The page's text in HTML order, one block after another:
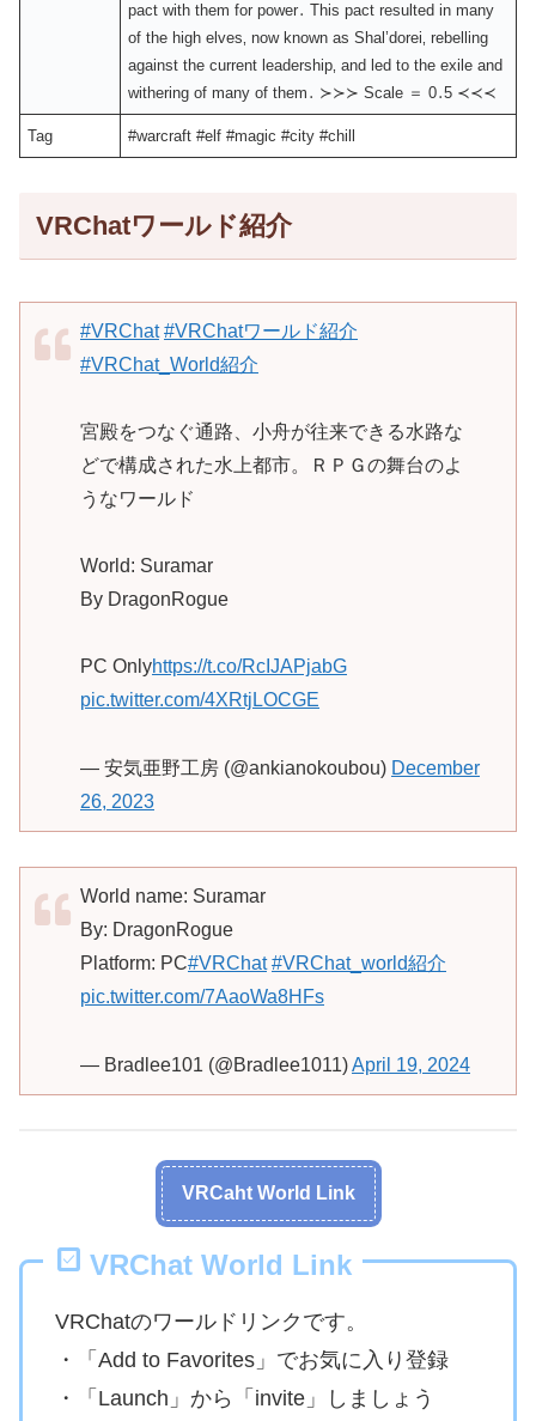
pact with them for power․ This pact resulted in many
of the high elves‚ now known as Shal’dorei‚ rebelling
against the current leadership‚ and led to the exile and
withering of many of them․ ≻≻≻ Scale ＝ 0․5 ≺≺≺
Tag #warcraft #elf #magic #city #chill
VRChatワールド紹介
#VRChat #VRChatワールド紹介
#VRChat_World紹介
宮殿をつなぐ通路、小舟が往来できる水路な
どで構成された水上都市。ＲＰＧの舞台のよ
うなワールド
World: Suramar
By DragonRogue
PC Onlyhttps://t.co/RcIJAPjabG
pic.twitter.com/4XRtjLOCGE
— 安気亜野工房 (@ankianokoubou) December
26, 2023
World name: Suramar
By: DragonRogue
Platform: PC#VRChat #VRChat_world紹介
pic.twitter.com/7AaoWa8HFs
— Bradlee101 (@Bradlee1011)April 19, 2024
VRCaht World Link
VRChat World Link
VRChatのワールドリンクです。
・「Add to Favorites」でお気に入り登録
・「Launch」から「invite」しましょう